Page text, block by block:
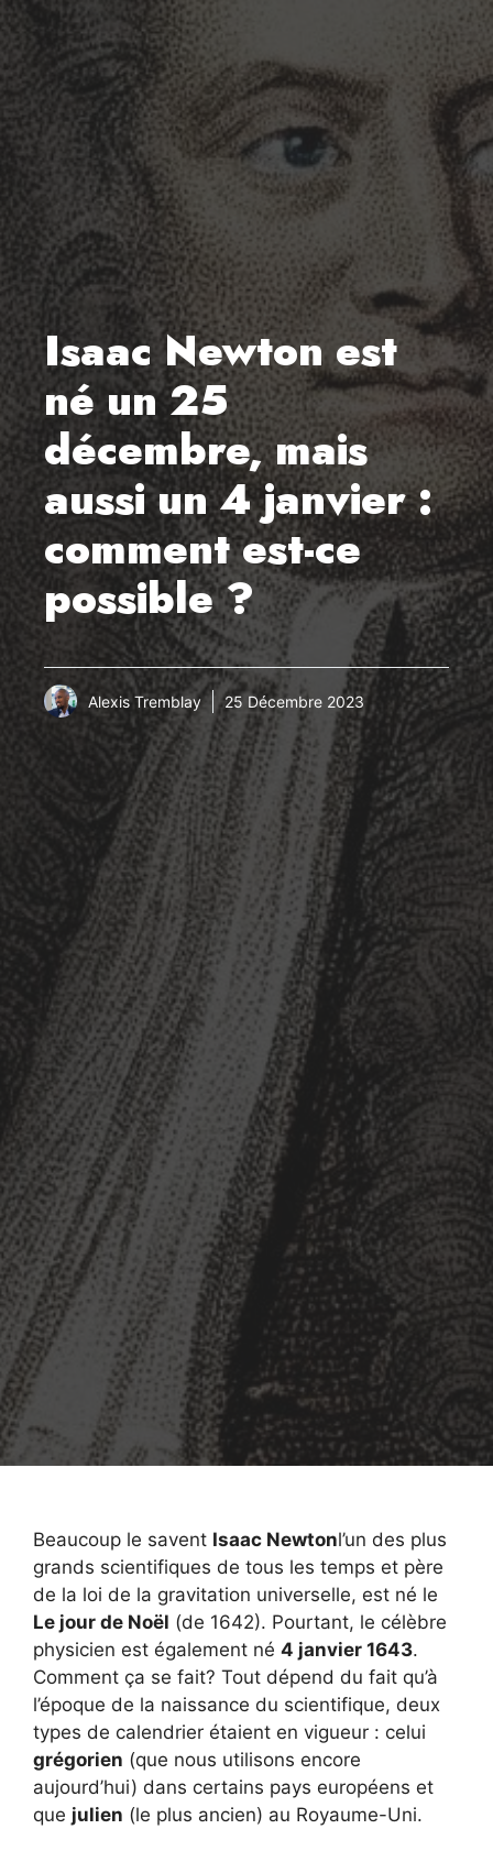
Isaac Newton est
né un 25
décembre, mais
aussi un 4 janvier :
comment est-ce
possible ?
Alexis Tremblay 25 Décembre 2023
Beaucoup le savent Isaac Newtonl’un des plus
grands scientifiques de tous les temps et père
de la loi de la gravitation universelle, est né le
Le jour de Noël (de 1642). Pourtant, le célèbre
physicien est également né 4 janvier 1643.
Comment ça se fait? Tout dépend du fait qu’à
l’époque de la naissance du scientifique, deux
types de calendrier étaient en vigueur : celui
grégorien (que nous utilisons encore
aujourd’hui) dans certains pays européens et
que julien (le plus ancien) au Royaume-Uni.